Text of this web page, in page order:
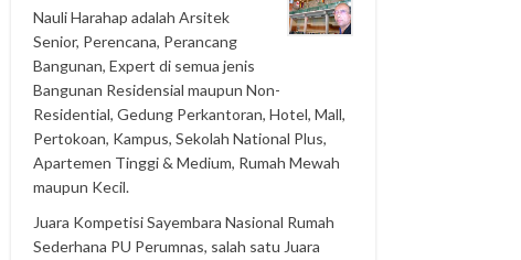
Nauli Harahap adalah Arsitek
Senior, Perencana, Perancang
Bangunan, Expert di semua jenis
Bangunan Residensial maupun Non-
Residential, Gedung Perkantoran, Hotel, Mall,
Pertokoan, Kampus, Sekolah National Plus,
Apartemen Tinggi & Medium, Rumah Mewah
maupun Kecil.
Juara Kompetisi Sayembara Nasional Rumah
Sederhana PU Perumnas, salah satu Juara